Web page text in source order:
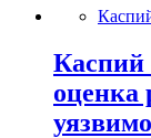
Каспий
оценка